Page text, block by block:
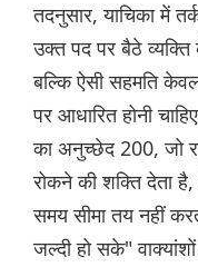
तदनुसार, याचिका में
उक्त पद पर बैठे व्यक्ति
बल्कि ऐसी सहमति
पर आधारित होनी
का अनुच्छेद 200, जो
रोकने की शक्ति देता
समय सीमा तय नहीं
जल्दी हो सके"